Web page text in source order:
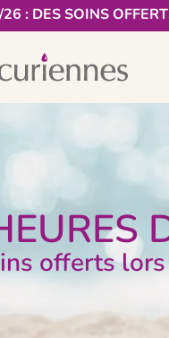
: DES SOINS
offerts